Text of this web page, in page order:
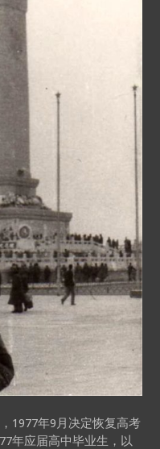
1977年9月决定恢复高考
年应届高中毕业生，以